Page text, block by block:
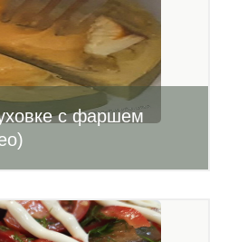
с фаршем